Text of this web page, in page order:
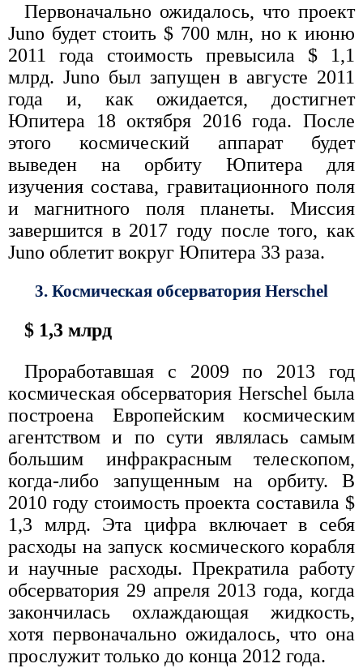
Первоначально ожидалось, что проект
Juno будет стоить $ 700 млн, но к июню
2011 года стоимость превысила $ 1,1
млрд. Juno был запущен в августе 2011
года и, как ожидается, достигнет
Юпитера 18 октября 2016 года. После
этого космический аппарат будет
выведен на орбиту Юпитера для
изучения состава, гравитационного поля
и магнитного поля планеты. Миссия
завершится в 2017 году после того, как
Juno облетит вокруг Юпитера 33 раза.
3. Космическая обсерватория Herschel
$ 1,3 млрд
Проработавшая с 2009 по 2013 год
космическая обсерватория Herschel была
построена Европейским космическим
агентством и по сути являлась самым
большим инфракрасным телескопом,
когда-либо запущенным на орбиту. В
2010 году стоимость проекта составила $
1,3 млрд. Эта цифра включает в себя
расходы на запуск космического корабля
и научные расходы. Прекратила работу
обсерватория 29 апреля 2013 года, когда
закончилась охлаждающая жидкость,
хотя первоначально ожидалось, что она
прослужит только до конца 2012 года.